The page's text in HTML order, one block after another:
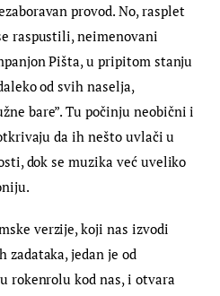
provod. No, rasplet
raspustili, neimenovani
Pišta, u pripitom stanju
od svih naselja,
bare”. Tu počinju neobični i
da ih nešto uvlači u
dok se muzika već uveliko
verzije, koji nas izvodi
zadataka, jedan je od
rokenrolu kod nas, i otvara